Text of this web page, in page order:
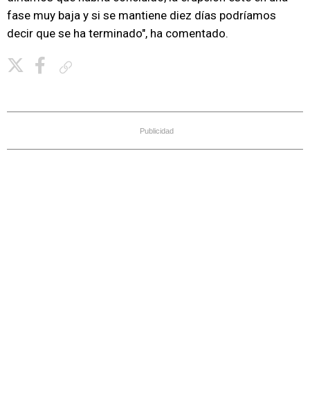
fase muy baja y si se mantiene diez días podríamos
decir que se ha terminado", ha comentado.
Publicidad